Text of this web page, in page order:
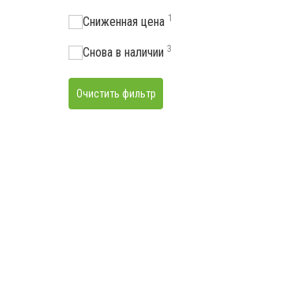
Сниженная цена 1
Снова в наличии 3
Очистить фильтр